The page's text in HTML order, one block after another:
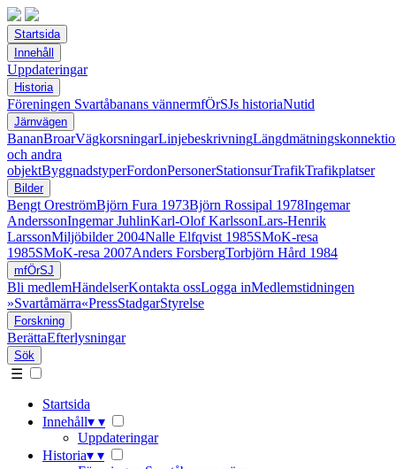
Startsida
Innehåll
Uppdateringar
Historia
Föreningen Svartåbanans vännermfÖrSJs historiaNutid
Järnvägen
BananBroarVägkorsningarLinjebeskrivning
och andra
objektByggnadstyperFordonPersonerStationsurTrafikTrafikplatser
Bilder
Bengt OreströmBjörn Fura 1973Björn Rossipal 1978Ingemar
AnderssonIngemar JuhlinKarl-Olof KarlssonLars-Henrik
LarssonMiljöbilder 2004Nalle Elfqvist 1985SMoK-resa
1985SMoK-resa 2007Anders ForsbergTorbjörn Hård 1984
mfÖrSJ
Bli medlemHändelserKontakta ossLogga inMedlemstidningen
»Svartåmärra«PressStadgarStyrelse
Forskning
BerättaEfterlysningar
Sök
☰
Startsida
Innehåll▾ ▾
Uppdateringar
Historia▾ ▾